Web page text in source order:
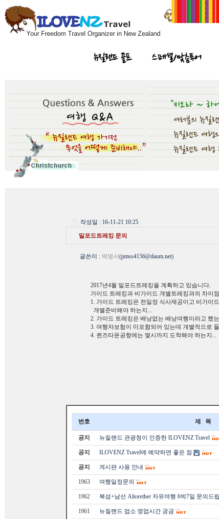
Your Freedom Travel Organizer in New Zealand
뉴질랜드 골프 스페셜/맞춤투어
작성일 : 16-11-21 10:25
밀포드트레킹 문의
글쓴이 : 박명서 (pmss4156@daum.net)
2017년4월 밀포드트레킹을 계획하고 있습니다.
가이드 트레킹과 비가이드 개별트레킹과의 차이
1. 가이드 트레킹은 전일정 식사제공이고 비가이
개별준비해야 하는지...
2. 가이드 트레킹은 배낭없는 배낭여행이라고 했
3. 여행자보험이 미포함되어 있는데 개별적으로
4. 퀸즈타운공항에는 몇시까지 도착해야 하는지...
번호 제 목
공지 뉴질랜드 관광청이 인증한 ILOVENZ Travel
공지 ILOVENZ Travel에 예약하면 좋은 점
공지 게시판 사용 안내
1963 여행일정문의
1962 북섬+남선 Altorether 자유여행 6박7일 문의드
1961 뉴질랜드 업소 영업시간 궁금